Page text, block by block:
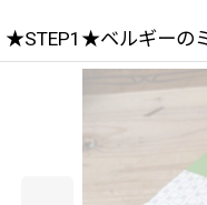
★STEP1★ベルギーの